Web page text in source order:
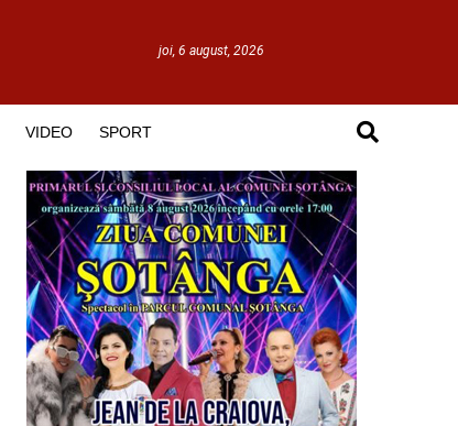
joi, 6 august, 2026
VIDEO SPORT